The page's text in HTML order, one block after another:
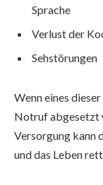
Sprache
Verlust der
Sehstörungen
Wenn eines
Notruf abgesetzt
Versorgung kann
und das Leben